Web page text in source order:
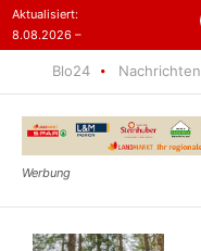
Aktualisiert:
8.08.2026 –
Blo24 Nachrichten